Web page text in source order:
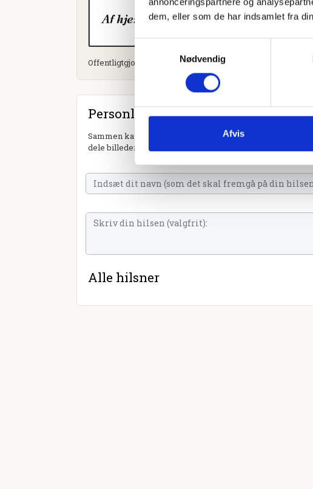
dem, eller som de har indsamlet fra
Samtykkevalg
Nødvendig
Afvis
Offentligtgjort i Dødsannonce til mindeside d. 1. november
Personlig hilsen
Sammen kan vi mindes Tove Brita Jensen. Du kan tænde
dele billeder og video eller blot sende et hjerte eller en
Alle hilsner